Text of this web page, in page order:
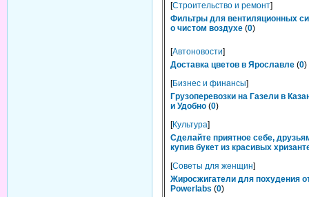
[Строительство и ремонт]
Фильтры для вентиляционных
о чистом воздухе (0)
[Автоновости]
Доставка цветов в Ярославле (0)
[Бизнес и финансы]
Грузоперевозки на Газели в
и Удобно (0)
[Культура]
Сделайте приятное себе,
купив букет из красивых
[Советы для женщин]
Жиросжигатели для похудения
Powerlabs (0)